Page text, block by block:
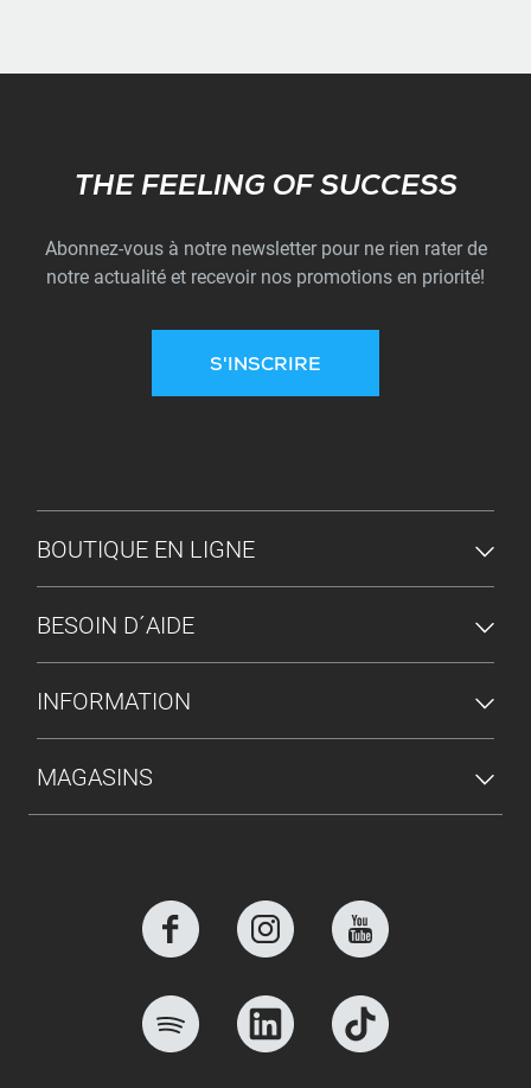
Subscribe
THE FEELING OF SUCCESS
Abonnez-vous à notre newsletter pour ne rien rater de
notre actualité et recevoir nos promotions en priorité!
S'INSCRIRE
MENU DU PIED DE PAGE
BOUTIQUE EN LIGNE
BESOIN D´AIDE
INFORMATION
MAGASINS